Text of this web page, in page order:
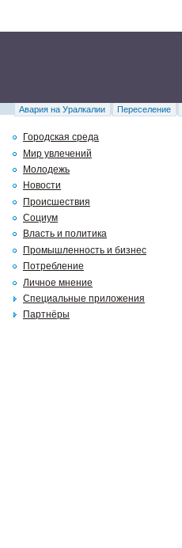
Авария на Уралкалии Переселение
Городская среда
Мир увлечений
Молодежь
Новости
Происшествия
Социум
Власть и политика
Промышленность и бизнес
Потребление
Личное мнение
Специальные приложения
Партнёры